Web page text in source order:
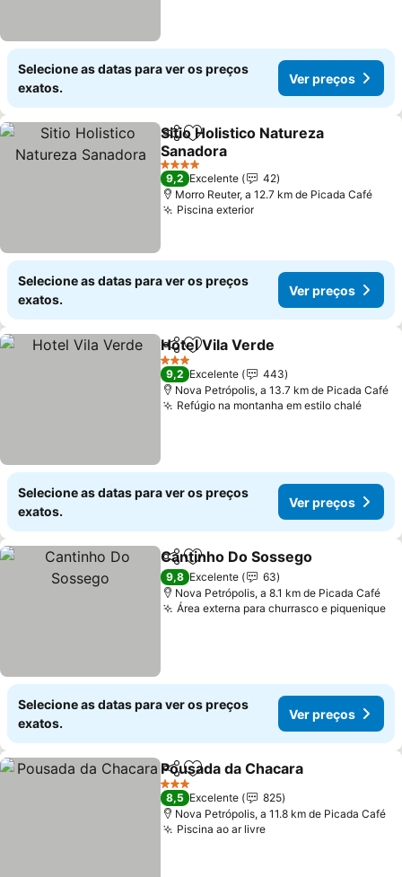
Selecione as datas para ver os preços
exatos.
Ver preços
PartilharAdicionar aos favoritos
Sitio Holistico Natureza
Sanadora
Ver preços
4 Estrelas
9,2 Excelente
42
Morro Reuter, a 12.7 km de Picada Café
Piscina exteriorVer preços
Selecione as datas para ver os preços
exatos.
Ver preços
PartilharAdicionar aos favoritos
Hotel Vila Verde
3 Estrelas
9,2 Excelente
443
Nova Petrópolis, a 13.7 km de Picada Café
Refúgio na montanha em estilo chaléVer
Selecione as datas para ver os preços
exatos.
Ver preços
PartilharAdicionar aos favoritos
Cantinho Do Sossego
9,8 Excelente
63
Nova Petrópolis, a 8.1 km de Picada Café
Área externa para churrasco e piquenique
Selecione as datas para ver os preços
exatos.
Ver preços
PartilharAdicionar aos favoritos
Pousada da Chacara
3 Estrelas
8,5 Excelente
825
Nova Petrópolis, a 11.8 km de Picada Café
Piscina ao ar livreVer preços